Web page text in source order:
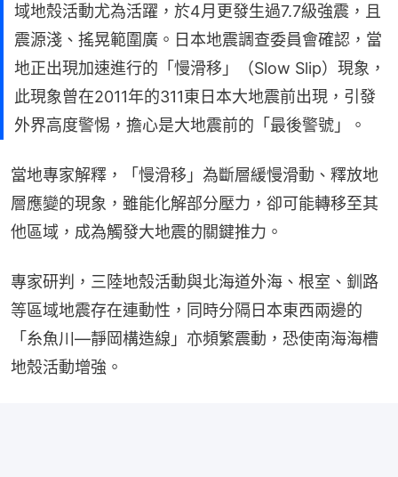
域地殼活動尤為活躍，於4月更發生過7.7級強震，且
震源淺、搖晃範圍廣。日本地震調查委員會確認，當
地正出現加速進行的「慢滑移」（Slow Slip）現象，
此現象曾在2011年的311東日本大地震前出現，引發
外界高度警惕，擔心是大地震前的「最後警號」。
當地專家解釋，「慢滑移」為斷層緩慢滑動、釋放地
層應變的現象，雖能化解部分壓力，卻可能轉移至其
他區域，成為觸發大地震的關鍵推力。
專家研判，三陸地殼活動與北海道外海、根室、釧路
等區域地震存在連動性，同時分隔日本東西兩邊的
「糸魚川—靜岡構造線」亦頻繁震動，恐使南海海槽
地殼活動增強。